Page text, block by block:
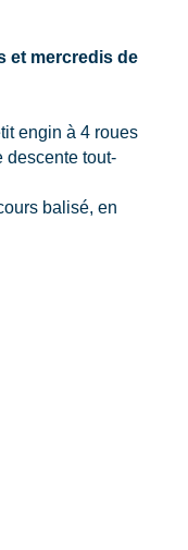
et mercredis de
engin à 4 roues
descente tout-
balisé, en